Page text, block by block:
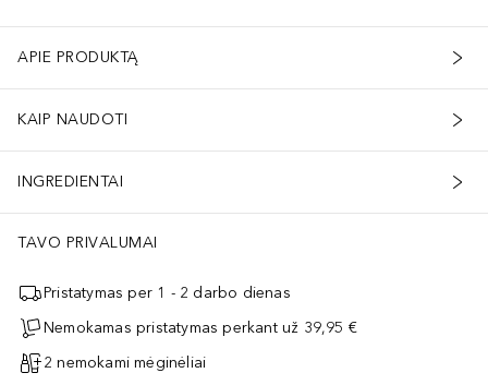
APIE PRODUKTĄ
KAIP NAUDOTI
INGREDIENTAI
TAVO PRIVALUMAI
Pristatymas per 1 - 2 darbo dienas
Nemokamas pristatymas perkant už 39,95 €
2 nemokami mėginėliai